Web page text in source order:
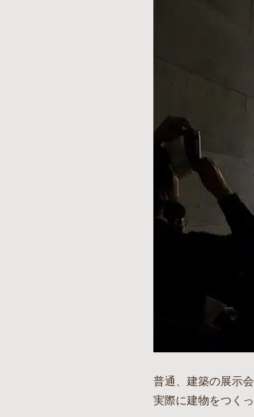
普通、建築の展示
実際に建物をつく